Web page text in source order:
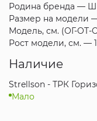
Родина бренда —
Размер на модели
Модель, см. (ОГ-
Рост модели, см. —
Наличие
Strellson - ТРК
Мало